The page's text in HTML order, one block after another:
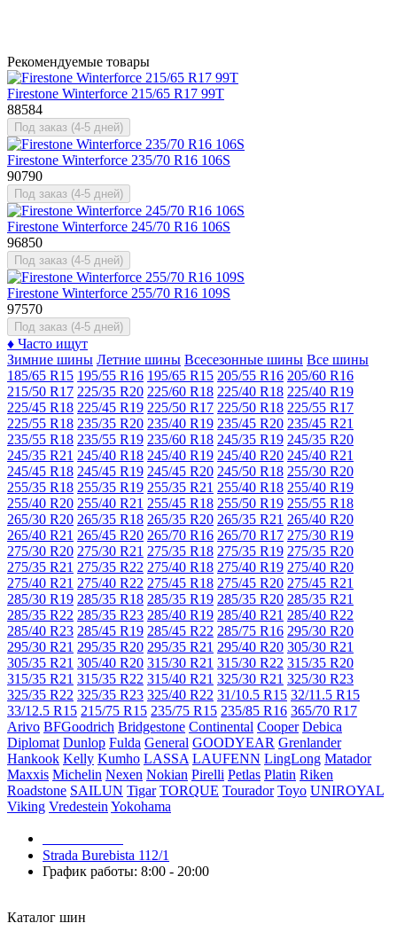
Рекомендуемые товары
Firestone Winterforce 215/65 R17 99T
88584
Под заказ (4-5 дней)
Firestone Winterforce 235/70 R16 106S
90790
Под заказ (4-5 дней)
Firestone Winterforce 245/70 R16 106S
96850
Под заказ (4-5 дней)
Firestone Winterforce 255/70 R16 109S
97570
Под заказ (4-5 дней)
♦ Часто ищут
Зимние шины Летние шины Всесезонные шины Все шины
185/65 R15 195/55 R16 195/65 R15 205/55 R16 205/60 R16
215/50 R17 225/35 R20 225/60 R18 225/40 R18 225/40 R19
225/45 R18 225/45 R19 225/50 R17 225/50 R18 225/55 R17
225/55 R18 235/35 R20 235/40 R19 235/45 R20 235/45 R21
235/55 R18 235/55 R19 235/60 R18 245/35 R19 245/35 R20
245/35 R21 245/40 R18 245/40 R19 245/40 R20 245/40 R21
245/45 R18 245/45 R19 245/45 R20 245/50 R18 255/30 R20
255/35 R18 255/35 R19 255/35 R21 255/40 R18 255/40 R19
255/40 R20 255/40 R21 255/45 R18 255/50 R19 255/55 R18
265/30 R20 265/35 R18 265/35 R20 265/35 R21 265/40 R20
265/40 R21 265/45 R20 265/70 R16 265/70 R17 275/30 R19
275/30 R20 275/30 R21 275/35 R18 275/35 R19 275/35 R20
275/35 R21 275/35 R22 275/40 R18 275/40 R19 275/40 R20
275/40 R21 275/40 R22 275/45 R18 275/45 R20 275/45 R21
285/30 R19 285/35 R18 285/35 R19 285/35 R20 285/35 R21
285/35 R22 285/35 R23 285/40 R19 285/40 R21 285/40 R22
285/40 R23 285/45 R19 285/45 R22 285/75 R16 295/30 R20
295/30 R21 295/35 R20 295/35 R21 295/40 R20 305/30 R21
305/35 R21 305/40 R20 315/30 R21 315/30 R22 315/35 R20
315/35 R21 315/35 R22 315/40 R21 325/30 R21 325/30 R23
325/35 R22 325/35 R23 325/40 R22 31/10.5 R15 32/11.5 R15
33/12.5 R15 215/75 R15 235/75 R15 235/85 R16 365/70 R17
Arivo BFGoodrich Bridgestone Continental Cooper Debica
Diplomat Dunlop Fulda General GOODYEAR Grenlander
Hankook Kelly Kumho LASSA LAUFENN LingLong Matador
Maxxis Michelin Nexen Nokian Pirelli Petlas Platin Riken
Roadstone SAILUN Tigar TORQUE Tourador Toyo UNIROYAL
Viking Vredestein Yokohama
Strada Burebista 112/1
График работы: 8:00 - 20:00
Каталог шин